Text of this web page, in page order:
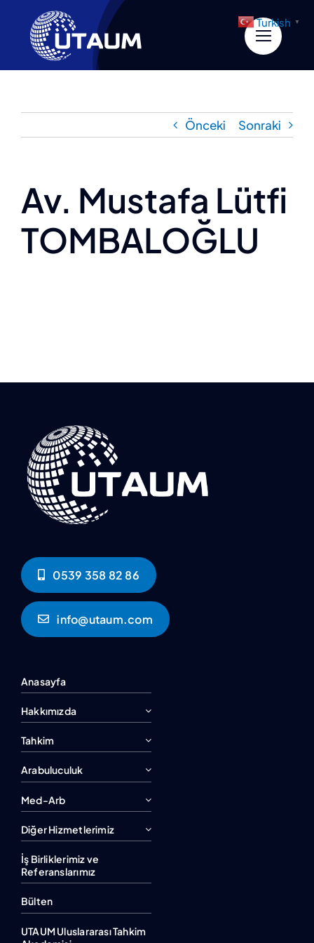
Önceki Sonraki
Av. Mustafa Lütfi
TOMBALOĞLU
0539 358 82 86
info@utaum.com
Anasayfa
Hakkımızda
Tahkim
Arabuluculuk
Med-Arb
Diğer Hizmetlerimiz
İş Birliklerimiz ve
Referanslarımız
Bülten
UTAUM Uluslararası Tahkim
Turkish ▼